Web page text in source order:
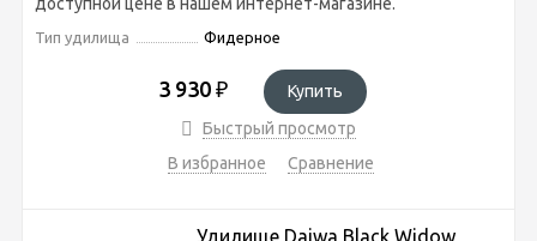
Тип удилища Фидерное
3 930 ₽
Купить
Быстрый просмотр
В избранное
Сравнение
Удилище Daiwa Black Widow